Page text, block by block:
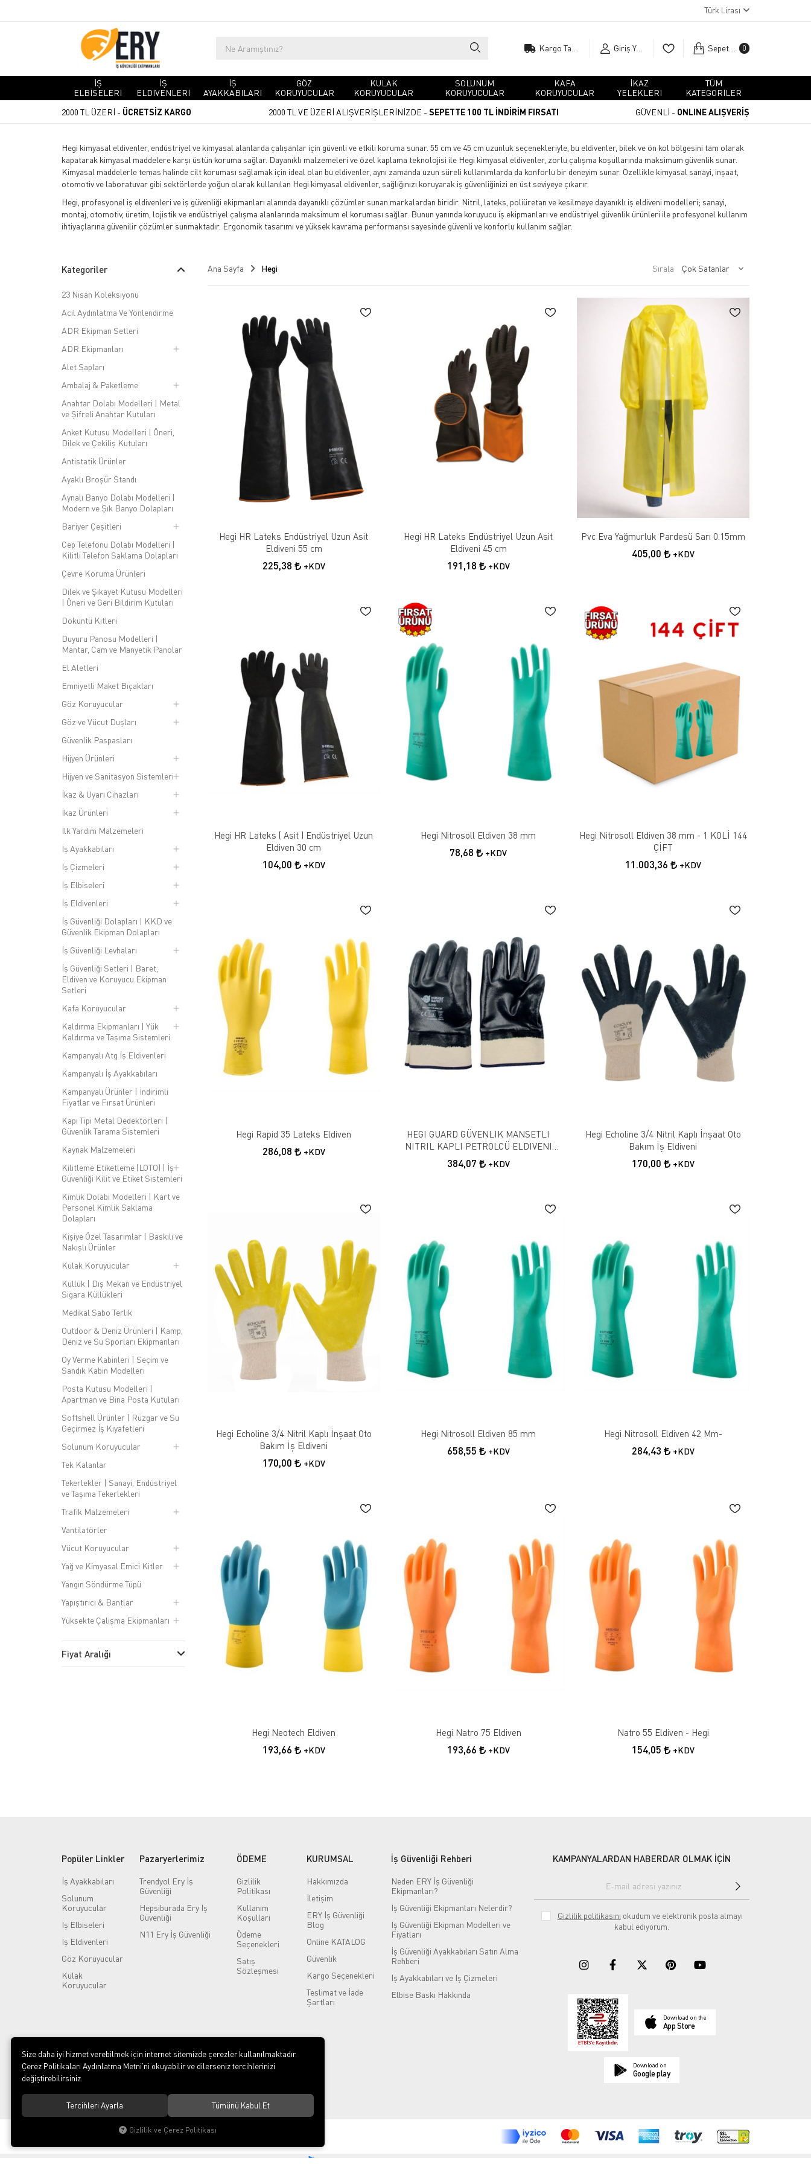
Türk Lirası
Giriş Yap Sepetim 0
İŞ
ELBİSELERİ
İŞ
ELDİVENLERİ
İŞ
AYAKKABILARI
GÖZ
KORUYUCULAR
KULAK
KORUYUCULAR
SOLUNUM
KORUYUCULAR
KAFA
KORUYUCULAR
İKAZ
YELEKLERİ
TÜM
KATEGORİLER
2000 TL ÜZERİ - ÜCRETSİZ KARGO 2000 TL VE ÜZERİ ALIŞVERİŞLERİNİZDE - SEPETTE 100 TL İNDİRİM FIRSATI GÜVENLİ - ONLINE ALIŞVERİŞ
Hegi kimyasal eldivenler, endüstriyel ve kimyasal alanlarda çalışanlar için güvenli ve etkili koruma sunar. 55 cm ve 45 cm uzunluk seçenekleriyle, bu eldivenler, bilek ve ön kol bölgesini tam olarak
kapatarak kimyasal maddelere karşı üstün koruma sağlar. Dayanıklı malzemeleri ve özel kaplama teknolojisi ile Hegi kimyasal eldivenler, zorlu çalışma koşullarında maksimum güvenlik sunar.
Kimyasal maddelerle temas halinde cilt koruması sağlamak için ideal olan bu eldivenler, aynı zamanda uzun süreli kullanımlarda da konforlu bir deneyim sunar. Özellikle kimyasal sanayi, inşaat,
otomotiv ve laboratuvar gibi sektörlerde yoğun olarak kullanılan Hegi kimyasal eldivenler, sağlığınızı koruyarak iş güvenliğinizi en üst seviyeye çıkarır.
Hegi, profesyonel iş eldivenleri ve iş güvenliği ekipmanları alanında dayanıklı çözümler sunan markalardan biridir. Nitril, lateks, poliüretan ve kesilmeye dayanıklı iş eldiveni modelleri; sanayi,
montaj, otomotiv, üretim, lojistik ve endüstriyel çalışma alanlarında maksimum el koruması sağlar. Bunun yanında koruyucu iş ekipmanları ve endüstriyel güvenlik ürünleri ile profesyonel kullanım
ihtiyaçlarına güvenilir çözümler sunmaktadır. Ergonomik tasarımı ve yüksek kavrama performansı sayesinde güvenli ve konforlu kullanım sağlar.
Kategoriler
23 Nisan Koleksiyonu
Acil Aydınlatma Ve Yönlendirme
ADR Ekipman Setleri
ADR Ekipmanları
Alet Sapları
Ambalaj & Paketleme
Anahtar Dolabı Modelleri | Metal
ve Şifreli Anahtar Kutuları
Anket Kutusu Modelleri | Öneri,
Dilek ve Çekiliş Kutuları
Antistatik Ürünler
Ayaklı Broşür Standı
Aynalı Banyo Dolabı Modelleri |
Modern ve Şık Banyo Dolapları
Bariyer Çeşitleri
Cep Telefonu Dolabı Modelleri |
Kilitli Telefon Saklama Dolapları
Çevre Koruma Ürünleri
Dilek ve Şikayet Kutusu Modelleri
| Öneri ve Geri Bildirim Kutuları
Döküntü Kitleri
Duyuru Panosu Modelleri |
Mantar, Cam ve Manyetik Panolar
El Aletleri
Emniyetli Maket Bıçakları
Göz Koruyucular
Göz ve Vücut Duşları
Güvenlik Paspasları
Hijyen Ürünleri
Hijyen ve Sanitasyon Sistemleri
İkaz & Uyarı Cihazları
İkaz Ürünleri
İlk Yardım Malzemeleri
İş Ayakkabıları
İş Çizmeleri
İş Elbiseleri
İş Eldivenleri
İş Güvenliği Dolapları | KKD ve
Güvenlik Ekipman Dolapları
İş Güvenliği Levhaları
İş Güvenliği Setleri | Baret,
Eldiven ve Koruyucu Ekipman
Setleri
Kafa Koruyucular
Kaldırma Ekipmanları | Yük
Kaldırma ve Taşıma Sistemleri
Kampanyalı Atg İş Eldivenleri
Kampanyalı İş Ayakkabıları
Kampanyalı Ürünler | İndirimli
Fiyatlar ve Fırsat Ürünleri
Kapı Tipi Metal Dedektörleri |
Güvenlik Tarama Sistemleri
Kaynak Malzemeleri
Kilitleme Etiketleme (LOTO) | İş
Güvenliği Kilit ve Etiket Sistemleri
Kimlik Dolabı Modelleri | Kart ve
Personel Kimlik Saklama
Dolapları
Kişiye Özel Tasarımlar | Baskılı ve
Nakışlı Ürünler
Kulak Koruyucular
Küllük | Dış Mekan ve Endüstriyel
Sigara Küllükleri
Medikal Sabo Terlik
Outdoor & Deniz Ürünleri | Kamp,
Deniz ve Su Sporları Ekipmanları
Oy Verme Kabinleri | Seçim ve
Sandık Kabin Modelleri
Posta Kutusu Modelleri |
Apartman ve Bina Posta Kutuları
Softshell Ürünler | Rüzgar ve Su
Geçirmez İş Kıyafetleri
Solunum Koruyucular
Tek Kalanlar
Tekerlekler | Sanayi, Endüstriyel
ve Taşıma Tekerlekleri
Trafik Malzemeleri
Vantilatörler
Vücut Koruyucular
Yağ ve Kimyasal Emici Kitler
Yangın Söndürme Tüpü
Yapıştırıcı & Bantlar
Yüksekte Çalışma Ekipmanları
Fiyat Aralığı
Ana Sayfa Hegi Sırala
Hegi HR Lateks Endüstriyel Uzun Asit
Eldiveni 55 cm
225,38 +KDV
Hegi HR Lateks Endüstriyel Uzun Asit
Eldiveni 45 cm
191,18 +KDV
Pvc Eva Yağmurluk Pardesü Sarı 0.15mm
405,00 +KDV
Hegi HR Lateks ( Asit ) Endüstriyel Uzun
Eldiven 30 cm
104,00 +KDV
Hegi Nitrosoll Eldiven 38 mm
78,68 +KDV
Hegi Nitrosoll Eldiven 38 mm - 1 KOLİ 144
ÇİFT
11.003,36 +KDV
Hegi Rapid 35 Lateks Eldiven
286,08 +KDV
HEGI GUARD GÜVENLIK MANSETLI
NITRIL KAPLI PETROLCÜ ELDIVENI
NO:10
384,07 +KDV
Hegi Echoline 3/4 Nitril Kaplı İnşaat Oto
Bakım İş Eldiveni
170,00 +KDV
Hegi Echoline 3/4 Nitril Kaplı İnşaat Oto
Bakım İş Eldiveni
170,00 +KDV
Hegi Nitrosoll Eldiven 85 mm
658,55 +KDV
Hegi Nitrosoll Eldiven 42 Mm-
284,43 +KDV
Hegi Neotech Eldiven
193,66 +KDV
Hegi Natro 75 Eldiven
193,66 +KDV
Natro 55 Eldiven - Hegi
154,05 +KDV
Popüler Linkler
İş Ayakkabıları
Solunum
Koruyucular
İş Elbiseleri
İş Eldivenleri
Göz Koruyucular
Kulak
Koruyucular
Pazaryerlerimiz
Trendyol Ery İş
Güvenliği
Hepsiburada Ery İş
Güvenliği
N11 Ery İş Güvenliği
ÖDEME
Gizlilik
Politikası
Kullanım
Koşulları
Ödeme
Seçenekleri
Satış
Sözleşmesi
KURUMSAL
Hakkımızda
İletişim
ERY İş Güvenliği
Blog
Online KATALOG
Güvenlik
Kargo Seçenekleri
Teslimat ve İade
Şartları
İş Güvenliği Rehberi
Neden ERY İş Güvenliği
Ekipmanları?
İş Güvenliği Ekipmanları Nelerdir?
İş Güvenliği Ekipman Modelleri ve
Fiyatları
İş Güvenliği Ayakkabıları Satın Alma
Rehberi
İş Ayakkabıları ve İş Çizmeleri
Elbise Baskı Hakkında
KAMPANYALARDAN HABERDAR OLMAK İÇİN
Gizlilik politikasını okudum ve elektronik posta almayı
kabul ediyorum.
Download on the
App Store
Download on
Google play
ERY İş Güvenliği Ekipmanları
Size daha iyi hizmet verebilmek için internet sitemizde çerezler kullanılmaktadır.
Çerez Politikaları Aydınlatma Metni’ni okuyabilir ve dilerseniz tercihlerinizi
değiştirebilirsiniz.
Tercihleri Ayarla Tümünü Kabul Et
Gizlilik ve Çerez Politikası